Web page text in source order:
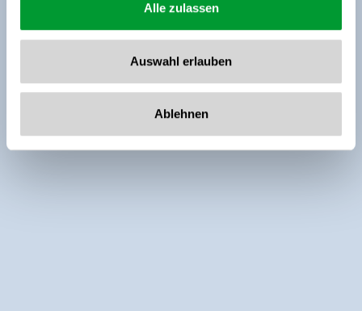
Alle zulassen
Auswahl erlauben
Ablehnen